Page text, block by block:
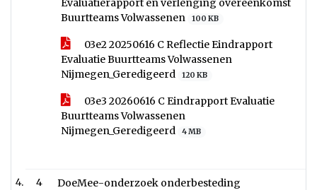
Evaluatierapport en verlenging overeenkomst
Buurtteams Volwassenen
100 KB
03e2 20250616 C Reflectie Eindrapport
Evaluatie Buurtteams Volwassenen
Nijmegen_Geredigeerd
120 KB
03e3 20260616 C Eindrapport Evaluatie
Buurtteams Volwassenen
Nijmegen_Geredigeerd
4 MB
4 DoeMee-onderzoek onderbesteding